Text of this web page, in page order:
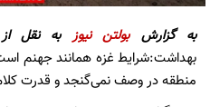
به گزارشبولتن نیوزبه نقل از
بهداشت:شرایط غزه همانند جهنم
منطقه در وصف نمی‌گنجد و قدرت